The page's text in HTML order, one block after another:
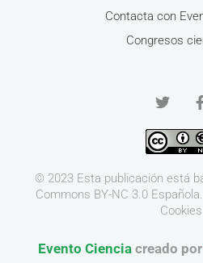
Contacta con
Congresos
© 2023 Esta publicación está
Commons BY-NC 3.0 Española.
Cookies
Evento Cienciacreado por